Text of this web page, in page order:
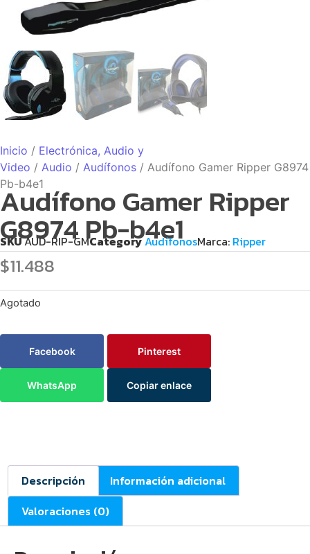
Inicio / Electrónica, Audio y
Video / Audio / Audífonos / Audífono Gamer Ripper G8974
Pb-b4e1
Audífono Gamer Ripper
G8974 Pb-b4e1
SKUAUD-RIP-GMCategoryAudífonosMarca: Ripper
$11.488
Agotado
Facebook Pinterest
WhatsApp Copiar enlace
Descripción
Información adicional
Valoraciones (0)